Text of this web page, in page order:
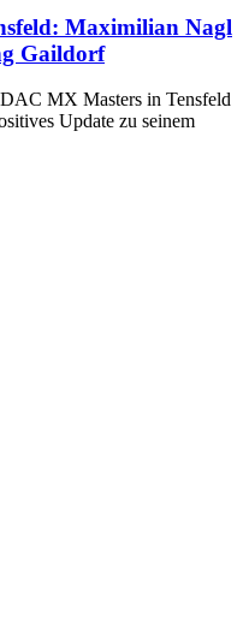
Maximilian Nagl
Gaildorf
MX Masters in Tensfeld
Update zu seinem